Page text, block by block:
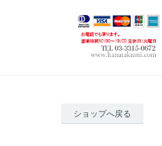
ショップへ戻る